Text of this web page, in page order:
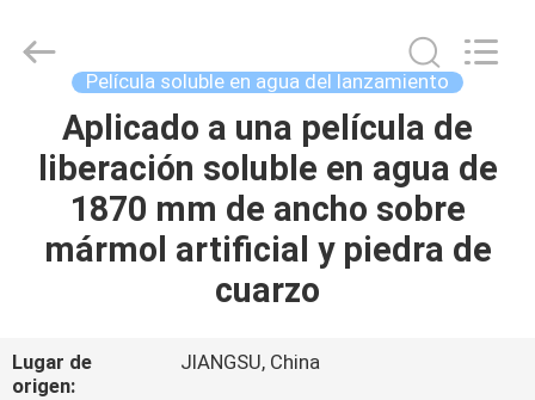
CASA
PRODUCTOS
NOSOTROS
Macromolecule
Materials
Película soluble en agua del lanzamiento
Aplicado a una película de
liberación soluble en agua de
1870 mm de ancho sobre
mármol artificial y piedra de
cuarzo
Lugar de
origen:
JIANGSU, China